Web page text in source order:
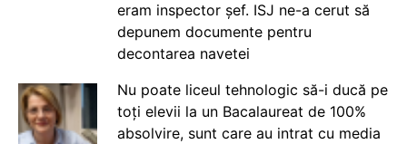
eram inspector șef. ISJ ne-a cerut să
depunem documente pentru
decontarea navetei
Nu poate liceul tehnologic să-i ducă pe
toți elevii la un Bacalaureat de 100%
absolvire, sunt care au intrat cu media